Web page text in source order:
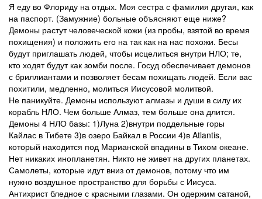
Я еду во Флориду на отдых. Моя сестра с фамилия другая, как
на паспорт. (Замужние) больные объясняют еще ниже?
Демоны растут человеческой кожи (из пробы, взятой во время
похищения) и положить его на так как на нас похожи. Бесы
будут приглашать людей, чтобы исцелиться внутри НЛО; те,
кто ходят будут как зомби после. Госуд обеспечивает демонов
с бриллиантами и позволяет бесам похищать людей. Если вас
похитили, медленно, молиться Иисусовой молитвой.
Не паникуйте. Демоны используют алмазы и души в силу их
корабль НЛО. Чем больше Алмаз, тем больше она длится.
Демоны 4 НЛО базы: 1)Луна 2)внутри поддельные горы
Кайлас в Тибете 3)в озеро Байкал в России 4)в Atlantis,
который находится под Марианской впадины в Тихом океане.
Нет никаких инопланетян. Никто не живет на других планетах.
Самолеты, которые идут вниз от демонов, потому что им
нужно воздушное пространство для борьбы с Иисуса.
Антихрист бледное с красными глазами. Он одержим сатаной,